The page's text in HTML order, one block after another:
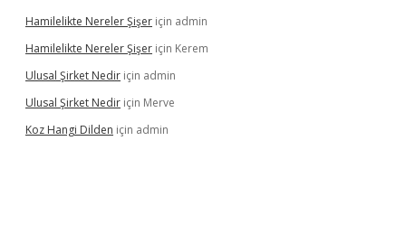
Hamilelikte Nereler Şişer için admin
Hamilelikte Nereler Şişer için Kerem
Ulusal Şirket Nedir için admin
Ulusal Şirket Nedir için Merve
Koz Hangi Dilden için admin